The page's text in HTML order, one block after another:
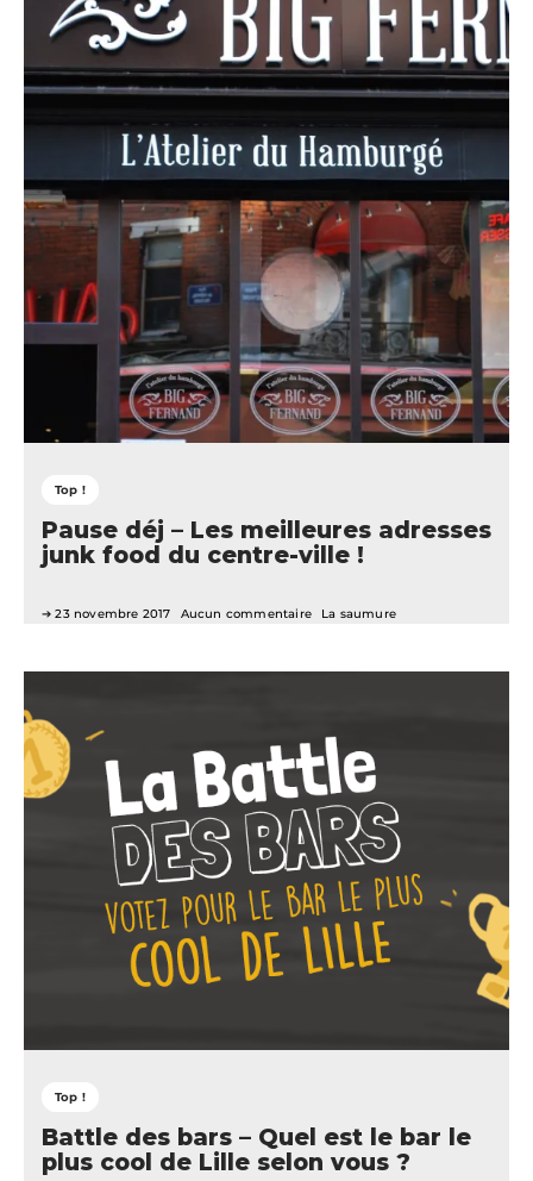
Top !
Pause déj – Les meilleures adresses
junk food du centre-ville !
23 novembre 2017 Aucun commentaire La saumure
Top !
Battle des bars – Quel est le bar le
plus cool de Lille selon vous ?